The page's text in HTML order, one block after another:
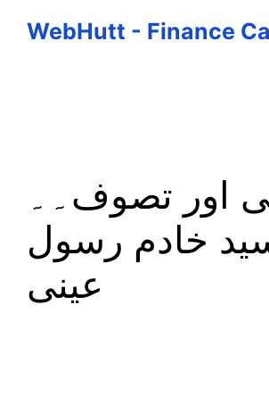
WebHutt - Finance
اور تصوف۔۔
خادم رسول
عینی